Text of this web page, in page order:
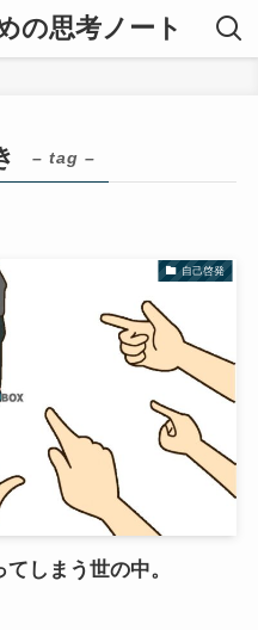
の思考ノート
– tag –
自己啓発
しまう世の中。